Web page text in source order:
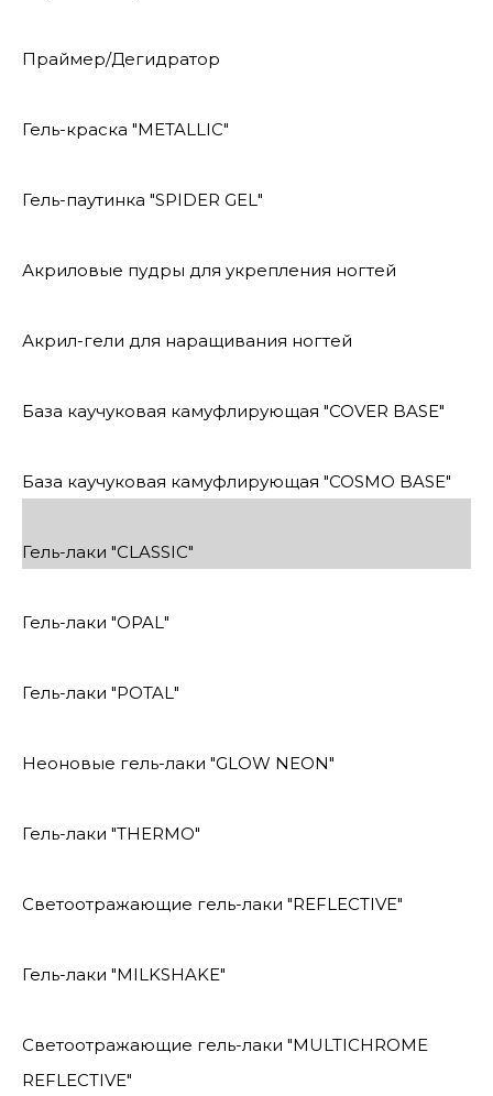
Праймер/Дегидратор
Гель-краска "METALLIC"
Гель-паутинка "SPIDER GEL"
Акриловые пудры для укрепления ногтей
Акрил-гели для наращивания ногтей
База каучуковая камуфлирующая "COVER BASE"
База каучуковая камуфлирующая "COSMO BASE"
Гель-лаки "CLASSIC"
Гель-лаки "OPAL"
Гель-лаки "POTAL"
Неоновые гель-лаки "GLOW NEON"
Гель-лаки "THERMO"
Светоотражающие гель-лаки "REFLECTIVE"
Гель-лаки "MILKSHAKE"
Светоотражающие гель-лаки "MULTICHROME
REFLECTIVE"